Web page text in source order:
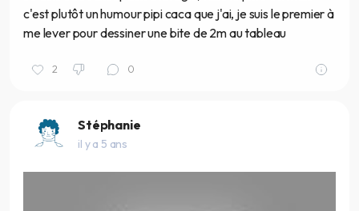
c'est plutôt un humour pipi caca que j'ai, je suis le premier à
me lever pour dessiner une bite de 2m au tableau
2 0
Stéphanie
il y a 5 ans